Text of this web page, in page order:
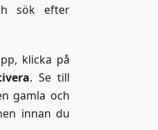
sök efter
klicka på
. Se till
gamla och
innan du